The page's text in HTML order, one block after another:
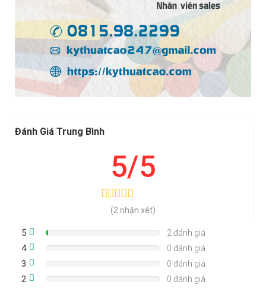
Đánh Giá Trung Bình
5/5
(2 nhận xét)
5 2 đánh giá
4 0 đánh giá
3 0 đánh giá
2 0 đánh giá